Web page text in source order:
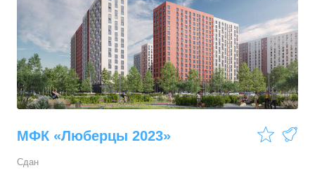
МФК «Люберцы 2023»
Сдан